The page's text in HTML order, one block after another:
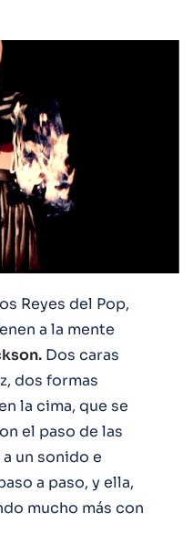
Reyes del Pop,
a la mente
Dos caras
dos formas
la cima, que se
el paso de las
un sonido e
a paso, y ella,
mucho más con